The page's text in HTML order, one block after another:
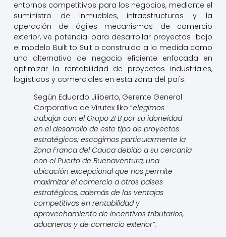
entornos competitivos para los negocios, mediante el
suministro de inmuebles, infraestructuras y la
operación de ágiles mecanismos de comercio
exterior, ve potencial para desarrollar proyectos bajo
el modelo Built to Suit o construido a la medida como
una alternativa de negocio eficiente enfocada en
optimizar la rentabilidad de proyectos industriales,
logísticos y comerciales en esta zona del país.
Según Eduardo Jiliberto, Gerente General
Corporativo de Virutex Ilko “elegimos
trabajar con el Grupo ZFB por su idoneidad
en el desarrollo de este tipo de proyectos
estratégicos; escogimos particularmente la
Zona Franca del Cauca debido a su cercanía
con el Puerto de Buenaventura, una
ubicación excepcional que nos permite
maximizar el comercio a otros países
estratégicos, además de las ventajas
competitivas en rentabilidad y
aprovechamiento de incentivos tributarios,
aduaneros y de comercio exterior”.